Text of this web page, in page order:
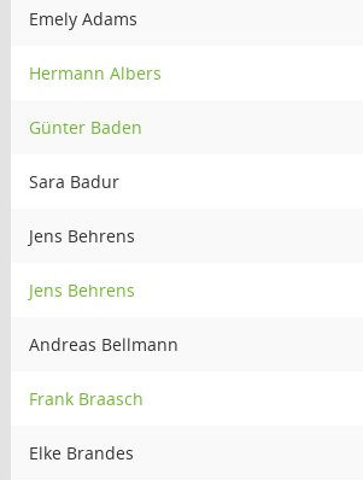
Emely Adams
Hermann Albers
Günter Baden
Sara Badur
Jens Behrens
Jens Behrens
Andreas Bellmann
Frank Braasch
Elke Brandes